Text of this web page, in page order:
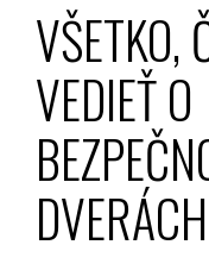
VŠETKO,
VEDIEŤ O
DVERÁCH